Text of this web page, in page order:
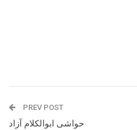
PREV POST
حواشی ابوالکلام آزاد